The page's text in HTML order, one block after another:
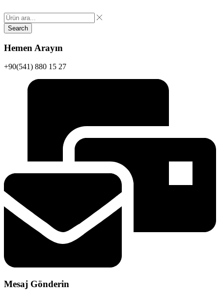
Search
Hemen Arayın
+90(541) 880 15 27
Mesaj Gönderin